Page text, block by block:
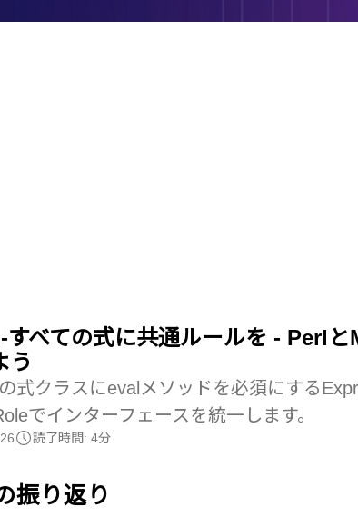
すべての式に共通ルールを - Perl
う
式クラスにevalメソッドを必須にする
でインターフェースを統一します。
読了時間: 4分
振り返り